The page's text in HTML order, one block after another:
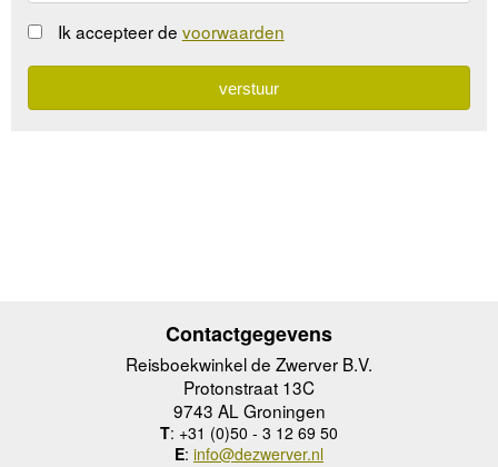
Ik accepteer de voorwaarden
Contactgegevens
Reisboekwinkel de Zwerver B.V.
Protonstraat 13C
9743 AL Groningen
T: +31 (0)50 - 3 12 69 50
E: info@dezwerver.nl